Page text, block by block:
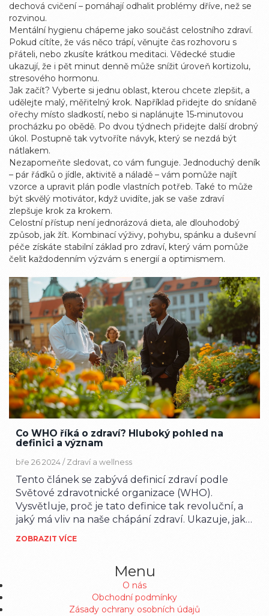
dechová cvičení – pomáhají odhalit problémy dříve, než se
rozvinou.
Mentální hygienu chápeme jako součást celostního zdraví.
Pokud cítíte, že vás něco trápí, věnujte čas rozhovoru s
přáteli, nebo zkusíte krátkou meditaci. Vědecké studie
ukazují, že i pět minut denně může snížit úroveň kortizolu,
stresového hormonu.
Jak začít? Vyberte si jednu oblast, kterou chcete zlepšit, a
udělejte malý, měřitelný krok. Například přidejte do snídaně
ořechy místo sladkostí, nebo si naplánujte 15‑minutovou
procházku po obědě. Po dvou týdnech přidejte další drobný
úkol. Postupně tak vytvoříte návyk, který se nezdá být
nátlakem.
Nezapomeňte sledovat, co vám funguje. Jednoduchý deník
– pár řádků o jídle, aktivitě a náladě – vám pomůže najít
vzorce a upravit plán podle vlastních potřeb. Také to může
být skvělý motivátor, když uvidíte, jak se vaše zdraví
zlepšuje krok za krokem.
Celostní přístup není jednorázová dieta, ale dlouhodobý
způsob, jak žít. Kombinací výživy, pohybu, spánku a duševní
péče získáte stabilní základ pro zdraví, který vám pomůže
čelit každodenním výzvám s energií a optimismem.
Co WHO říká o zdraví? Hluboký pohled na
definici a význam
bře 26 2024 / Zdraví a wellness
Tento článek se zabývá definicí zdraví podle
Světové zdravotnické organizace (WHO).
Vysvětluje, proč je tato definice tak revoluční, a
jaký má vliv na naše chápání zdraví. Ukazuje, jak
můžeme aplikovat tuto definici v našem
fyzické, psychické a sociální aspekty našeho bytí.
ZOBRAZIT VÍCE
Menu
O nás
Obchodní podmínky
Zásady ochrany osobních údajů